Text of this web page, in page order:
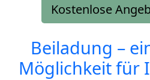
Kostenlose
Beiladung –
Möglichkeit für